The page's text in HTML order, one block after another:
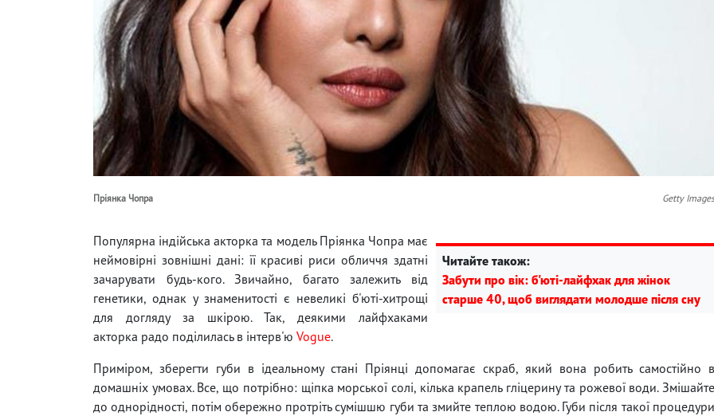
Пріянка Чопра Getty Images
Читайте також:
Забути про вік: б'юті-лайфхак для жінок
старше 40, щоб виглядати молодше після сну
Популярна індійська акторка та модель Пріянка Чопра має
неймовірні зовнішні дані: її красиві риси обличчя здатні
зачарувати будь-кого. Звичайно, багато залежить від
генетики, однак у знаменитості є невеликі б'юті-хитрощі
для догляду за шкірою. Так, деякими лайфхаками
акторка радо поділилась в інтерв'ю Vogue.
Приміром, зберегти губи в ідеальному стані Пріянці допомагає скраб, який вона робить самостійно в
домашніх умовах. Все, що потрібно: щіпка морської солі, кілька крапель гліцерину та рожевої води. Змішайте
до однорідності, потім обережно протріть сумішшю губи та змийте теплою водою. Губи після такої процедури